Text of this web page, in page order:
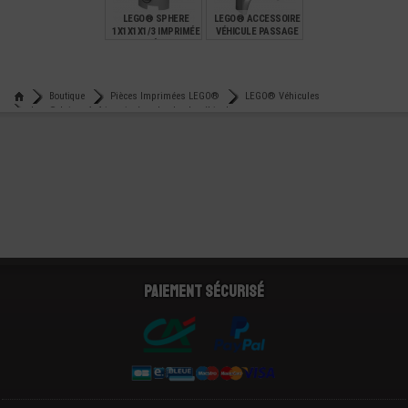
LEGO® SPHERE
1X1X1X1/3 IMPRIMÉE
LEGO® ACCESSOIRE
VÉHICULE PASSAGE
Boutique
Pièces Imprimées LEGO®
LEGO® Véhicules
Lego® brique 1x6 imprimée calandre de véhicule
Paiement sécurisé